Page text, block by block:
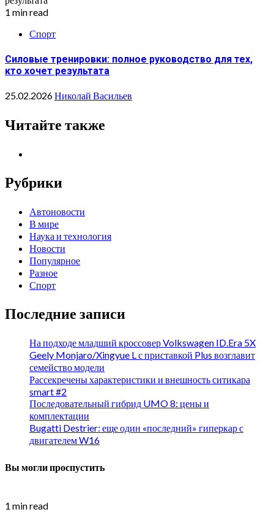
1 min read
Спорт
Силовые тренировки: полное руководство для тех,
кто хочет результата
25.02.2026Николай Васильев
Читайте также
Рубрики
Автоновости
В мире
Наука и технология
Новости
Популярное
Разное
Спорт
Последние записи
На подходе младший кроссовер Volkswagen ID.Era 5X
Geely Monjaro/Xingyue L с приставкой Plus возглавит
семейство модели
Рассекречены характеристики и внешность ситикара
smart #2
Последовательный гибрид UMO 8: цены и
комплектации
Bugatti Destrier: еще один «последний» гиперкар с
двигателем W16
Вы могли проспустить
1 min read